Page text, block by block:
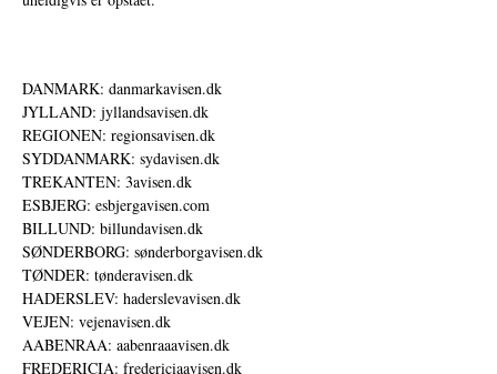
DANMARK: danmarkavisen.dk
JYLLAND: jyllandsavisen.dk
REGIONEN: regionsavisen.dk
SYDDANMARK: sydavisen.dk
TREKANTEN: 3avisen.dk
ESBJERG: esbjergavisen.com
BILLUND: billundavisen.dk
SØNDERBORG: sønderborgavisen.dk
TØNDER: tønderavisen.dk
HADERSLEV: haderslevavisen.dk
VEJEN: vejenavisen.dk
AABENRAA: aabenraaavisen.dk
FREDERICIA: fredericiaavisen.dk